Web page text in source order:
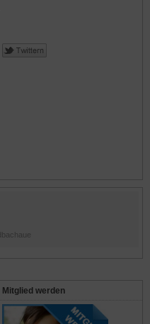
Mitglied werden